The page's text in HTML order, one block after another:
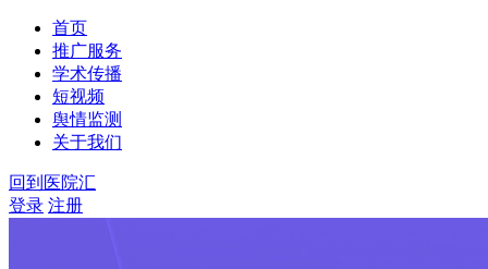
首页
推广服务
学术传播
短视频
舆情监测
关于我们
回到医院汇
登录 注册